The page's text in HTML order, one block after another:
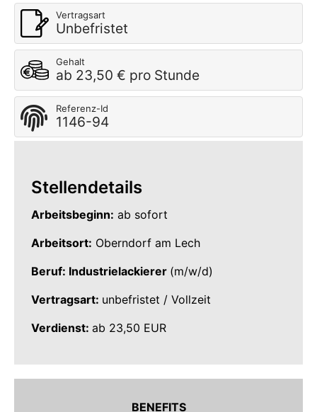
Vertragsart
Unbefristet
Gehalt
ab 23,50 € pro Stunde
Referenz-Id
1146-94
Stellendetails
Arbeitsbeginn: ab sofort
Arbeitsort: Oberndorf am Lech
Beruf: Industrielackierer (m/w/d)
Vertragsart: unbefristet / Vollzeit
Verdienst: ab 23,50 EUR
BENEFITS